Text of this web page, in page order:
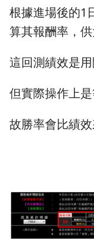
根據進場後的1
算其報酬率，
這回測績效是
但實際操作上
故勝率會比績